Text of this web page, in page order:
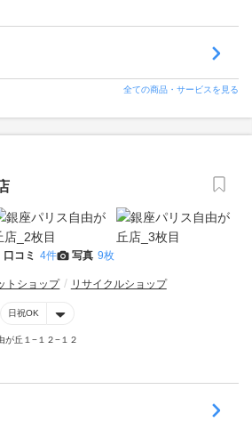
全ての商品・サービスを見る
口コミ 4件 写真 9枚
トショップ リサイクルショップ
日祝OK
が丘１−１２−１２